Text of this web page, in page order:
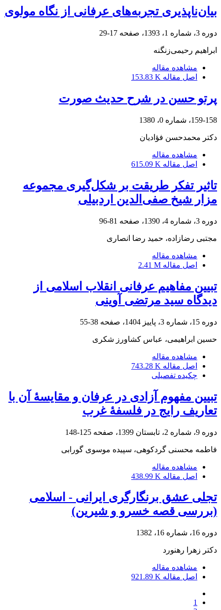
بیان‌ناپذیری تجربه‌های عرفانی از نگاه مولوی
دوره 3، شماره 1، 1393، صفحه 17-29
ابراهیم رحیمی‌زنگنه
مشاهده مقاله
اصل مقاله 153.83 K
پرتو حسن در شرح حدیث صورت
159-158، شماره 0، 1380
دکتر محمدحسن فؤادیان
مشاهده مقاله
اصل مقاله 615.09 K
تاثیر تفکر طریقت بر شکل‌گیری مجموعه
مزار شیخ صفی‌الدین اردبیلی
دوره 3، شماره 4، 1390، صفحه 81-96
مجتبی رضازاده، حمید رضا انصاری
مشاهده مقاله
اصل مقاله 2.41 M
تبیین مفاهیم عرفانی انقلاب اسلامی از
دیدگاه سید مرتضی آوینی
دوره 15، شماره 3، پاییز 1404، صفحه 38-55
حسین ابراهیمی، عباس کشاورز شکری
مشاهده مقاله
اصل مقاله 743.28 K
چکیده تفصیلی
تبیین مفهوم آزادی در عرفان و مقایسۀ آن با
تعاریف رایج در فلسفۀ غرب
دوره 9، شماره 2، تابستان 1399، صفحه 125-148
فاطمه محسنی گردکوهی، سپیده موسوی گورابی
مشاهده مقاله
اصل مقاله 438.99 K
تجلی عشق برنگارگری ایرانی - اسلامی
(بررسی قصه خسرو و شیرین)
دوره 16، شماره 16، 1382
دکتر زهرا رهنورد
مشاهده مقاله
اصل مقاله 921.89 K
1